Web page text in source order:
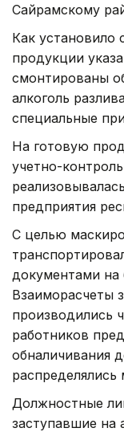
Сайрамскому
Как установило
продукции
смонтированы
алкоголь
специальные
На готовую
учетно-
предприятия
С целью
документами на
Взаиморасчеты
производились
работников
обналичивания
Должностные
заступавшие на